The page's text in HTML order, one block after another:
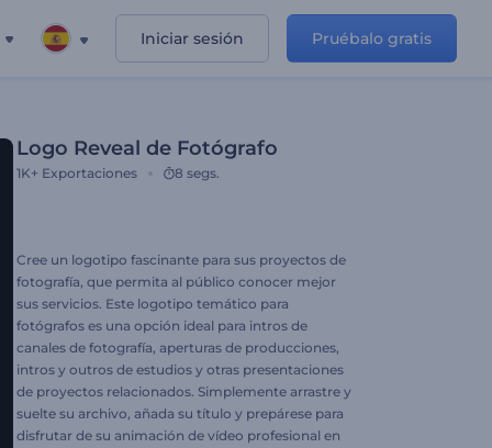
Iniciar sesión Pruébalo gratis
Logo Reveal de Fotógrafo
1K+ Exportaciones 8 segs.
Cree un logotipo fascinante para sus proyectos de
fotografía, que permita al público conocer mejor
sus servicios. Este logotipo temático para
fotógrafos es una opción ideal para intros de
canales de fotografía, aperturas de producciones,
intros y outros de estudios y otras presentaciones
de proyectos relacionados. Simplemente arrastre y
suelte su archivo, añada su título y prepárese para
disfrutar de su animación de vídeo profesional en